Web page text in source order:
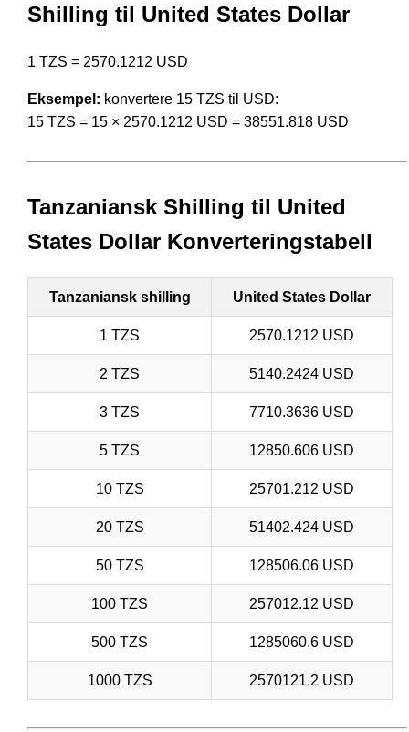
Shilling til United States Dollar
1 TZS = 2570.1212 USD
Eksempel: konvertere 15 TZS til USD:
15 TZS = 15 × 2570.1212 USD = 38551.818 USD
Tanzaniansk Shilling til United
States Dollar Konverteringstabell
Tanzaniansk shilling United States Dollar
1 TZS 2570.1212 USD
2 TZS 5140.2424 USD
3 TZS 7710.3636 USD
5 TZS 12850.606 USD
10 TZS 25701.212 USD
20 TZS 51402.424 USD
50 TZS 128506.06 USD
100 TZS 257012.12 USD
500 TZS 1285060.6 USD
1000 TZS 2570121.2 USD